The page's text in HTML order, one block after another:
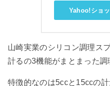
Yahoo!ショ
山崎実業のシリコン調理ス
計るの3機能がまとまった調
特徴的なのは5ccと15ccの